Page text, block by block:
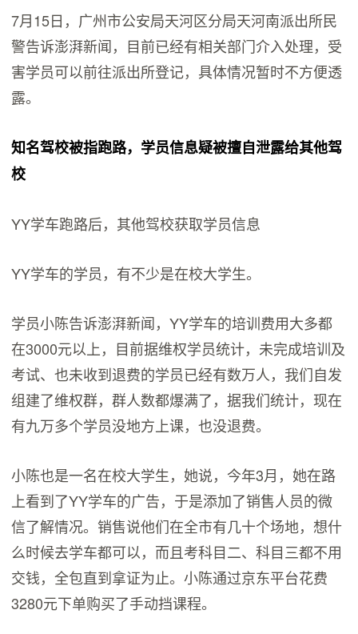
7月15日，广州市公安局天河区分局天河南派出所民
警告诉澎湃新闻，目前已经有相关部门介入处理，受
害学员可以前往派出所登记，具体情况暂时不方便透
露。
知名驾校被指跑路，学员信息疑被擅自泄露给其他驾
校
YY学车跑路后，其他驾校获取学员信息
YY学车的学员，有不少是在校大学生。
学员小陈告诉澎湃新闻，YY学车的培训费用大多都
在3000元以上，目前据维权学员统计，未完成培训及
考试、也未收到退费的学员已经有数万人，我们自发
组建了维权群，群人数都爆满了，据我们统计，现在
有九万多个学员没地方上课，也没退费。
小陈也是一名在校大学生，她说，今年3月，她在路
上看到了YY学车的广告，于是添加了销售人员的微
信了解情况。销售说他们在全市有几十个场地，想什
么时候去学车都可以，而且考科目二、科目三都不用
交钱，全包直到拿证为止。小陈通过京东平台花费
3280元下单购买了手动挡课程。